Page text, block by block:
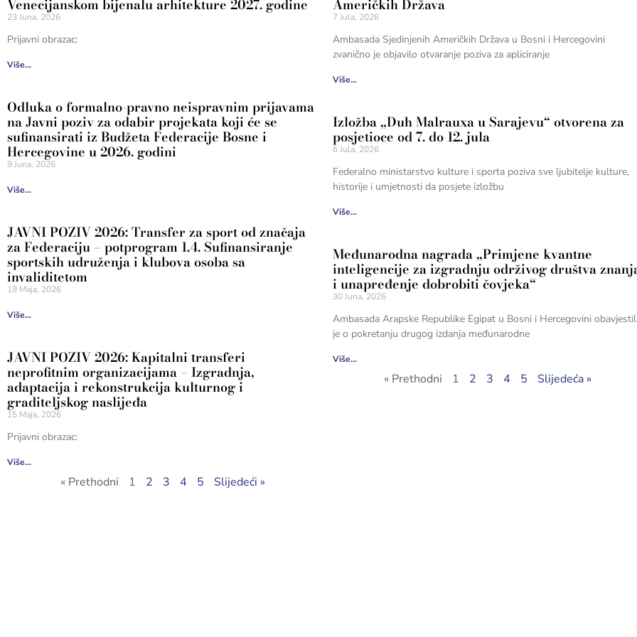
Venecijanskom bijenalu arhitekture 2027. godine
23 Juna, 2026
Prijavni obrazac:
Više...
Odluka o formalno-pravno neispravnim prijavama
na Javni poziv za odabir projekata koji će se
sufinansirati iz Budžeta Federacije Bosne i
Hercegovine u 2026. godini
9 Juna, 2026
Više...
JAVNI POZIV 2026: Transfer za sport od značaja
za Federaciju – potprogram 1.4. Sufinansiranje
sportskih udruženja i klubova osoba sa
invaliditetom
19 Maja, 2026
Više...
JAVNI POZIV 2026: Kapitalni transferi
neprofitnim organizacijama – Izgradnja,
adaptacija i rekonstrukcija kulturnog i
graditeljskog naslijeđa
15 Maja, 2026
Prijavni obrazac:
Više...
« Prethodni 1 2 3 4 5 Slijedeći »
Američkih Država
7 Jula, 2026
Ambasada Sjedinjenih Američkih Država u Bosni i Hercegovini
zvanično je objavilo otvaranje poziva za apliciranje
Više...
Izložba „Duh Malrauxa u Sarajevu“ otvorena za
posjetioce od 7. do 12. jula
6 Jula, 2026
Federalno ministarstvo kulture i sporta poziva sve ljubitelje kulture,
historije i umjetnosti da posjete izložbu
Više...
Međunarodna nagrada „Primjene kvantne
inteligencije za izgradnju održivog društva
i unapređenje dobrobiti čovjeka“
30 Juna, 2026
Ambasada Arapske Republike Egipat u Bosni i Hercegovini
je o pokretanju drugog izdanja međunarodne
Više...
« Prethodni 1 2 3 4 5 Slijedeća »